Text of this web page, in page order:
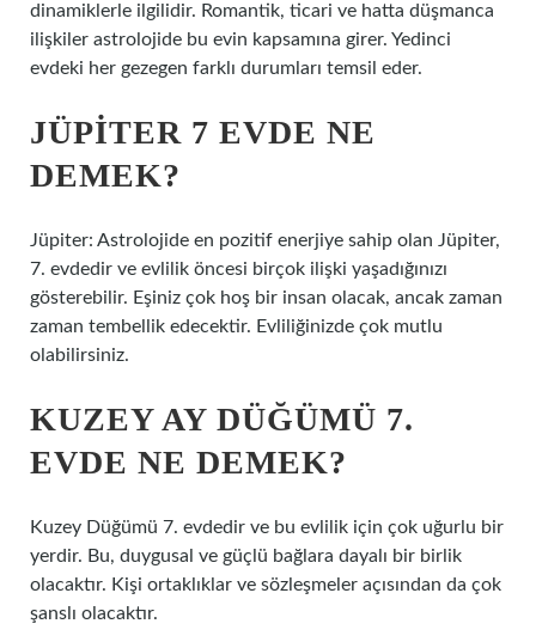
dinamiklerle ilgilidir. Romantik, ticari ve hatta düşmanca
ilişkiler astrolojide bu evin kapsamına girer. Yedinci
evdeki her gezegen farklı durumları temsil eder.
JÜPITER 7 EVDE NE
DEMEK?
Jüpiter: Astrolojide en pozitif enerjiye sahip olan Jüpiter,
7. evdedir ve evlilik öncesi birçok ilişki yaşadığınızı
gösterebilir. Eşiniz çok hoş bir insan olacak, ancak zaman
zaman tembellik edecektir. Evliliğinizde çok mutlu
olabilirsiniz.
KUZEY AY DÜĞÜMÜ 7.
EVDE NE DEMEK?
Kuzey Düğümü 7. evdedir ve bu evlilik için çok uğurlu bir
yerdir. Bu, duygusal ve güçlü bağlara dayalı bir birlik
olacaktır. Kişi ortaklıklar ve sözleşmeler açısından da çok
şanslı olacaktır.